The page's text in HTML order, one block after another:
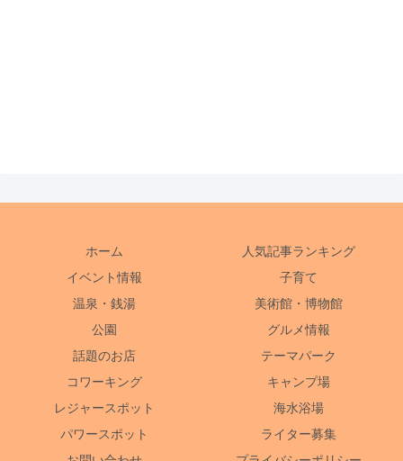
ホーム
人気記事ランキング
イベント情報
子育て
温泉・銭湯
美術館・博物館
公園
グルメ情報
話題のお店
テーマパーク
コワーキング
キャンプ場
レジャースポット
海水浴場
パワースポット
ライター募集